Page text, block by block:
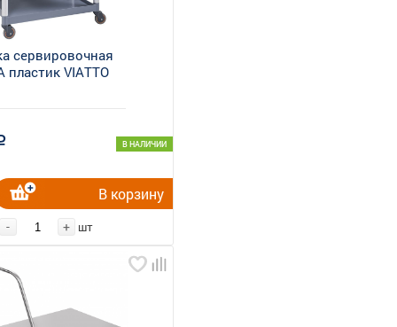
сервировочная
пластик VIATTO
В НАЛИЧИИ
В корзину
- + шт